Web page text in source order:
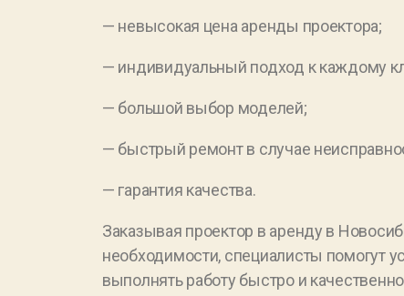
— невысокая цена аренды проектора;
— индивидуальный подход к каждому
— большой выбор моделей;
— быстрый ремонт в случае
— гарантия качества.
Заказывая проектор в аренду в
необходимости, специалисты помогут
выполнять работу быстро и